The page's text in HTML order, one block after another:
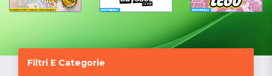
Filtri E Categorie